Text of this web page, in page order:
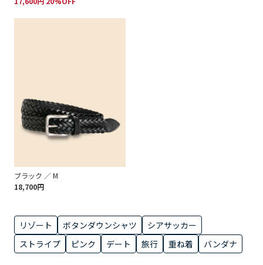
ブラック ／ M
18,700円
リゾート ボタンダウンシャツ
シアサッカー
ストライプ
ピンク デート 旅行 重ね着 バンダナ